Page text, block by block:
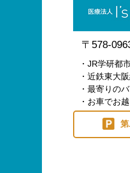
〒578-
・JR学研都
・近鉄東大
・最寄りの
・お車でお